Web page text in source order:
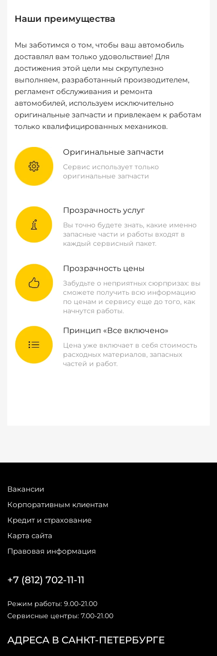
Наши преимущества
Мы заботимся о том, чтобы ваш автомобиль
доставлял вам только удовольствие! Для
достижения этой цели мы скрупулезно
выполняем, разработанный производителем,
регламент обслуживания и ремонта
автомобилей, используем исключительно
оригинальные запчасти и привлекаем к работам
только квалифицированных механиков.
Оригинальные запчасти
Сервис использует только
оригинальные запчасти
Прозрачность услуг
Вы точно будете знать, какие именно
запасные части и работы входят в
каждый сервисный пакет.
Прозрачность цены
Забудьте о неприятных сюрпризах: вы
сможете получить всю информацию
по ценам и сервису еще до того, как
начнутся работы.
Принцип «Все включено»
Цена уже включает в себя стоимость
расходных материалов, запасных
частей и работ.
Вакансии
Корпоративным клиентам
Кредит и страхование
Карта сайта
Правовая информация
АДРЕСА В САНКТ-ПЕТЕРБУРГЕ
+7 (812) 702-11-11
Режим работы: 9.00-21.00
Сервисные центры: 7.00-21.00